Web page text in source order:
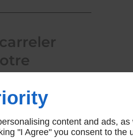
de carrelage, nous
confiez-nous la pose
intérieur ou en
content and ads,
"I Agree" you consent to the